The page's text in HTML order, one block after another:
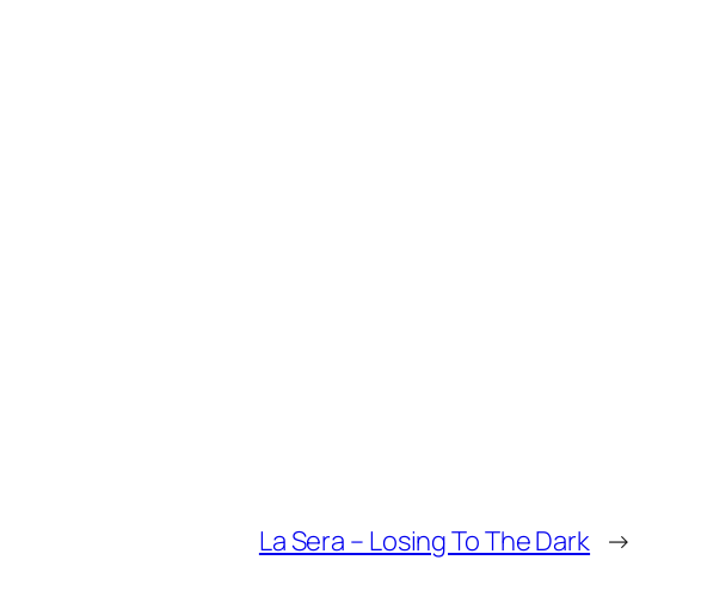
La Sera – Losing To The Dark →